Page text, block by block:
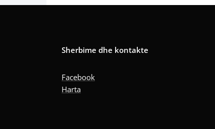
Sherbime dhe kontakte
Facebook
Harta